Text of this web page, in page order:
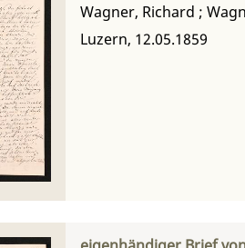
Wagner, Richard ;
Luzern, 12.05.1859